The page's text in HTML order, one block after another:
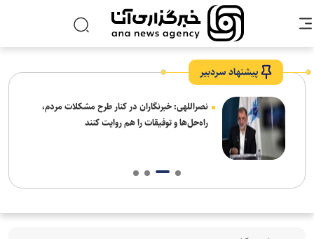
پیشنهاد سردبیر
نصراللهی: خبرنگاران در کنار طرح مشکلات مردم،
راه‌حل‌ها و توفیقات را هم روایت کنند